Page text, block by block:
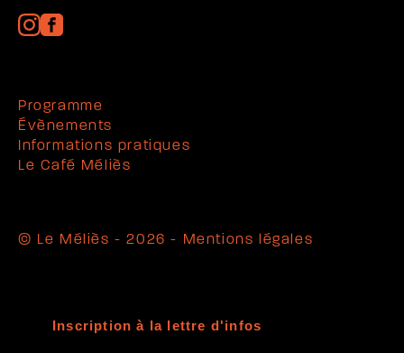
Programme
Évènements
Informations pratiques
Le Café Méliès
© Le Méliès - 2026 - Mentions légales
Inscription à la lettre d'infos